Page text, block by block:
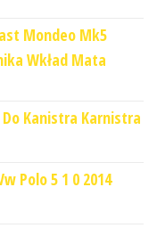
Mondeo Mk5
Wkład Mata
Kanistra Karnistra
Polo 5 1 0 2014